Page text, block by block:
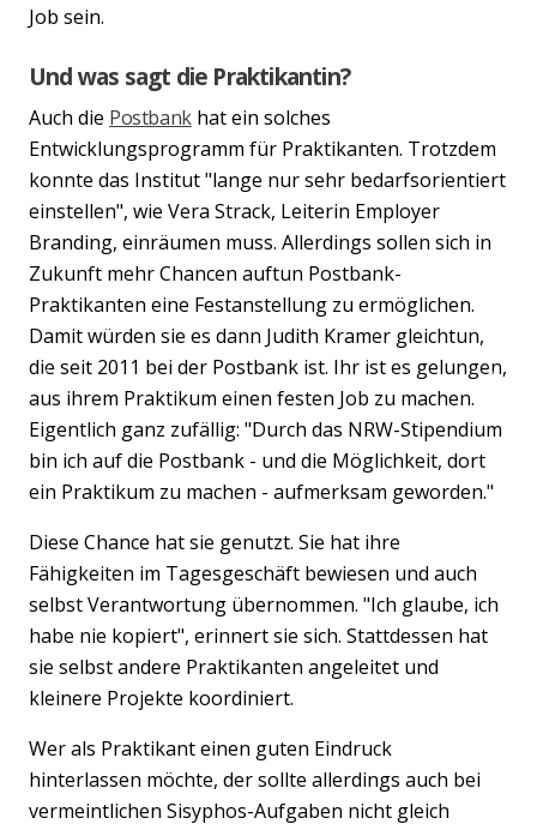
Previous
Job sein.
Und was sagt die Praktikantin?
Auch die Postbankhat ein solches
Entwicklungsprogramm für Praktikanten. Trotzdem
konnte das Institut "lange nur sehr bedarfsorientiert
einstellen", wie Vera Strack, Leiterin Employer
Branding, einräumen muss. Allerdings sollen sich in
Zukunft mehr Chancen auftun Postbank-
Praktikanten eine Festanstellung zu ermöglichen.
Damit würden sie es dann Judith Kramer gleichtun,
die seit 2011 bei der Postbank ist. Ihr ist es gelungen,
aus ihrem Praktikum einen festen Job zu machen.
Eigentlich ganz zufällig: "Durch das NRW-Stipendium
bin ich auf die Postbank - und die Möglichkeit, dort
ein Praktikum zu machen - aufmerksam geworden."
Diese Chance hat sie genutzt. Sie hat ihre
Fähigkeiten im Tagesgeschäft bewiesen und auch
selbst Verantwortung übernommen. "Ich glaube, ich
habe nie kopiert", erinnert sie sich. Stattdessen hat
sie selbst andere Praktikanten angeleitet und
kleinere Projekte koordiniert.
Wer als Praktikant einen guten Eindruck
hinterlassen möchte, der sollte allerdings auch bei
vermeintlichen Sisyphos-Aufgaben nicht gleich